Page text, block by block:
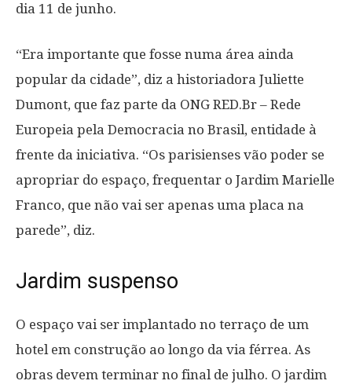
dia 11 de junho.
“Era importante que fosse numa área ainda
popular da cidade”, diz a historiadora Juliette
Dumont, que faz parte da ONG RED.Br – Rede
Europeia pela Democracia no Brasil, entidade à
frente da iniciativa. “Os parisienses vão poder se
apropriar do espaço, frequentar o Jardim Marielle
Franco, que não vai ser apenas uma placa na
parede”, diz.
Jardim suspenso
O espaço vai ser implantado no terraço de um
hotel em construção ao longo da via férrea. As
obras devem terminar no final de julho. O jardim